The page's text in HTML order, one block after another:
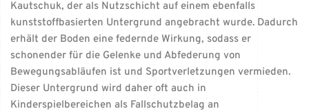
Kautschuk, der als Nutzschicht auf einem ebenfalls
kunststoffbasierten Untergrund angebracht wurde. Dadurch
erhält der Boden eine federnde Wirkung, sodass er
schonender für die Gelenke und Abfederung von
Bewegungsabläufen ist und Sportverletzungen vermieden.
Dieser Untergrund wird daher oft auch in
Kinderspielbereichen als Fallschutzbelag an